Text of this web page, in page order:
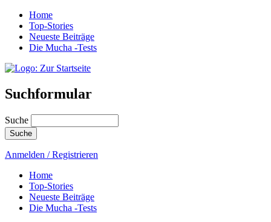
Home
Top-Stories
Neueste Beiträge
Die Mucha -Tests
Suchformular
Suche
Anmelden / Registrieren
Home
Top-Stories
Neueste Beiträge
Die Mucha -Tests